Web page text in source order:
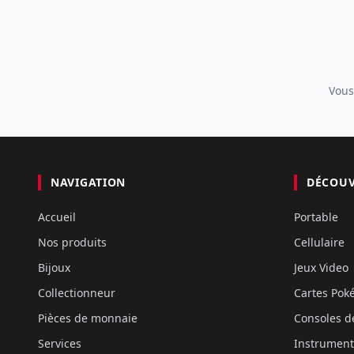
NAVIGATION
Accueil
Nos produits
Bijoux
Collectionneur
Pièces de monnaie
Services
Portable
Cellulaire
Jeux Video
Cartes
Consoles